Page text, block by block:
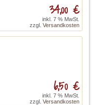
34,00 €
inkl. 7 % MwSt.
zzgl. Versandkosten
6,50 €
inkl. 7 % MwSt.
zzgl. Versandkosten